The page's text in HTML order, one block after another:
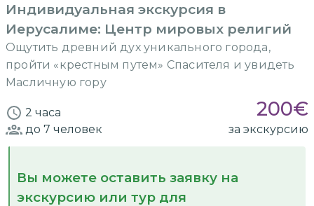
Индивидуальная экскурсия в
Иерусалиме: Центр мировых религий
Ощутить древний дух уникального города,
пройти «крестным путем» Спасителя и увидеть
Масличную гору
2 часа 200€
до 7 человек за экскурсию
Вы можете оставить заявку на
экскурсию или тур для